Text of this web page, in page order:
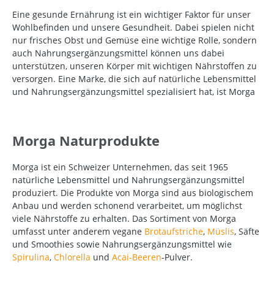
Eine gesunde Ernährung ist ein wichtiger Faktor für unser
Wohlbefinden und unsere Gesundheit. Dabei spielen nicht
nur frisches Obst und Gemüse eine wichtige Rolle, sondern
auch Nahrungsergänzungsmittel können uns dabei
unterstützen, unseren Körper mit wichtigen Nährstoffen zu
versorgen. Eine Marke, die sich auf natürliche Lebensmittel
und Nahrungsergänzungsmittel spezialisiert hat, ist Morga
Morga Naturprodukte
Morga ist ein Schweizer Unternehmen, das seit 1965
natürliche Lebensmittel und Nahrungsergänzungsmittel
produziert. Die Produkte von Morga sind aus biologischem
Anbau und werden schonend verarbeitet, um möglichst
viele Nährstoffe zu erhalten. Das Sortiment von Morga
umfasst unter anderem vegane Brotaufstriche, Müslis, Säfte
und Smoothies sowie Nahrungsergänzungsmittel wie
Spirulina, Chlorella und Acai-Beeren-Pulver.